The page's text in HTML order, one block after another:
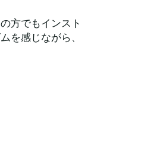
方でもインスト
を感じながら、